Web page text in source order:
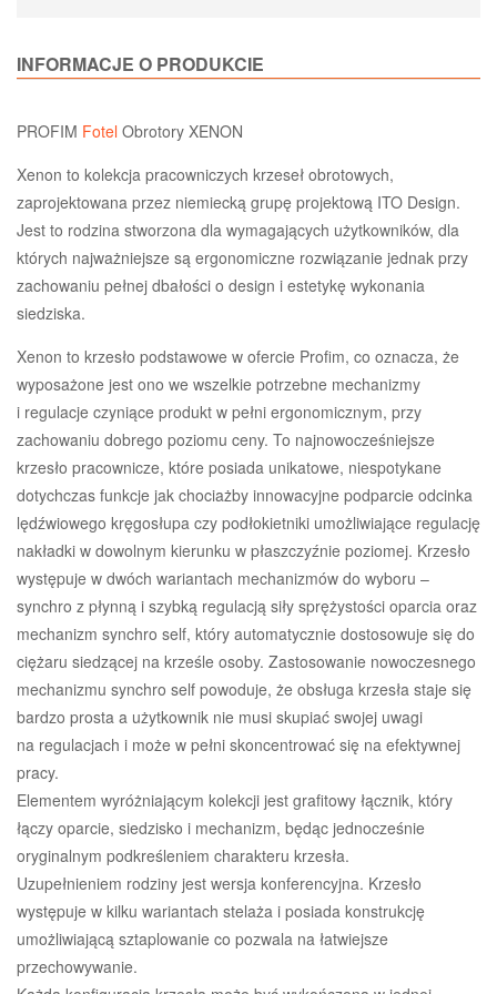
INFORMACJE O PRODUKCIE
PROFIM Fotel Obrotory XENON
Xenon to kolekcja pracowniczych krzeseł obrotowych,
zaprojektowana przez niemiecką grupę projektową ITO Design.
Jest to rodzina stworzona dla wymagających użytkowników, dla
których najważniejsze są ergonomiczne rozwiązanie jednak przy
zachowaniu pełnej dbałości o design i estetykę wykonania
siedziska.
Xenon to krzesło podstawowe w ofercie Profim, co oznacza, że
wyposażone jest ono we wszelkie potrzebne mechanizmy
i regulacje czyniące produkt w pełni ergonomicznym, przy
zachowaniu dobrego poziomu ceny. To najnowocześniejsze
krzesło pracownicze, które posiada unikatowe, niespotykane
dotychczas funkcje jak chociażby innowacyjne podparcie odcinka
lędźwiowego kręgosłupa czy podłokietniki umożliwiające regulację
nakładki w dowolnym kierunku w płaszczyźnie poziomej. Krzesło
występuje w dwóch wariantach mechanizmów do wyboru –
synchro z płynną i szybką regulacją siły sprężystości oparcia oraz
mechanizm synchro self, który automatycznie dostosowuje się do
ciężaru siedzącej na krześle osoby. Zastosowanie nowoczesnego
mechanizmu synchro self powoduje, że obsługa krzesła staje się
bardzo prosta a użytkownik nie musi skupiać swojej uwagi
na regulacjach i może w pełni skoncentrować się na efektywnej
pracy.
Elementem wyróżniającym kolekcji jest grafitowy łącznik, który
łączy oparcie, siedzisko i mechanizm, będąc jednocześnie
oryginalnym podkreśleniem charakteru krzesła.
Uzupełnieniem rodziny jest wersja konferencyjna. Krzesło
występuje w kilku wariantach stelaża i posiada konstrukcję
umożliwiającą sztaplowanie co pozwala na łatwiejsze
przechowywanie.